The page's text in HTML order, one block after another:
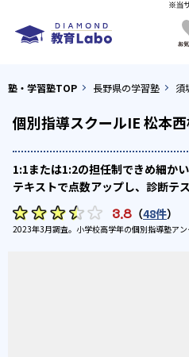
塾・学習塾TOP 長野県の学習塾 須
個別指導スクールIE 松本
1:1または1:2の担任制できめ細か
テキストで点数アップし、診断テ
3.8 （48件）
2023年3月調査。 小学校高学年の個別指導塾ア